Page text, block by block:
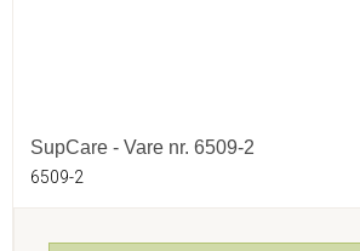
SupCare - Vare nr. 6509-2
6509-2